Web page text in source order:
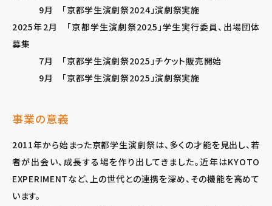
9月 「京都学生演劇祭2024」演劇祭実施
2025年2月 「京都学生演劇祭2025」学生実行委員、出場団体
募集
7月 「京都学生演劇祭2025」チケット販売開始
9月 「京都学生演劇祭2025」演劇祭実施
事業の意義
2011年から始まった京都学生演劇祭は、多くの才能を見出し、若
者が出会い、成長する場を作り出してきました。近年はKYOTO
EXPERIMENTなど、上の世代との連携を深め、その機能を高めて
います。